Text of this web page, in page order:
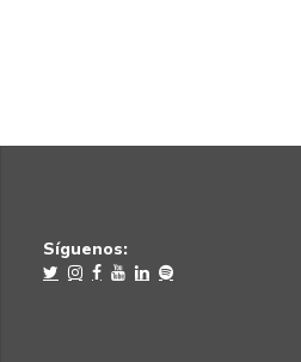
Síguenos: